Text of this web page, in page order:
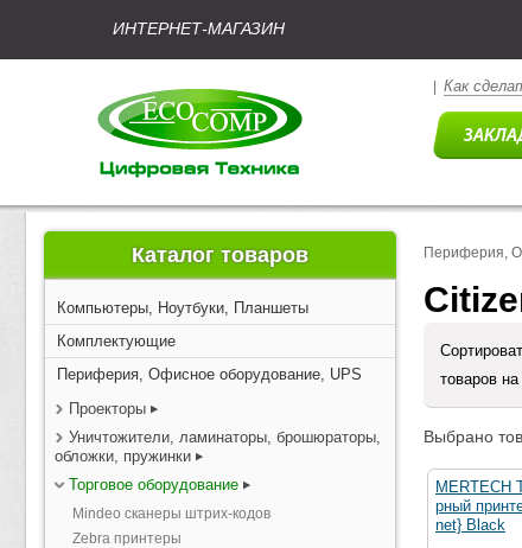
ИНТЕРНЕТ-МАГАЗИН
Как
Каталог товаров
Компьютеры, Ноутбуки, Планшеты
Комплектующие
Периферия, Офисное оборудование, UPS
Проекторы
Уничтожители, ламинаторы, брошюраторы,
обложки, пружинки
Торговое оборудование
Mindeo сканеры штрих-кодов
Zebra принтеры
Периферия,
товаров
Выбрано
MERTECH
рный
net} Black